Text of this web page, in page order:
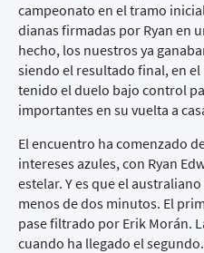
campeonato en el tramo
dianas firmadas por Ryan en
hecho, los nuestros ya
siendo el resultado final, en
tenido el duelo bajo control
importantes en su vuelta a
El encuentro ha comenzado
intereses azules, con Ryan
estelar. Y es que el
menos de dos minutos. El
pase filtrado por Erik Morán.
cuando ha llegado el